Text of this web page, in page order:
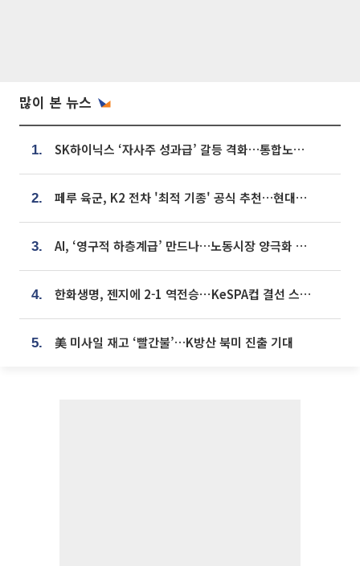
많이 본 뉴스
1. SK하이닉스 ‘자사주 성과급’ 갈등 격화…통합노조 출범 움직임
2. 페루 육군, K2 전차 '최적 기종' 공식 추천…현대로템 남미 생산거점 확보 기대
3. AI, ‘영구적 하층계급’ 만드나…노동시장 양극화 경고
4. 한화생명, 젠지에 2-1 역전승⋯KeSPA컵 결선 스테이지 2 직행
5. 美 미사일 재고 ‘빨간불’…K방산 북미 진출 기대